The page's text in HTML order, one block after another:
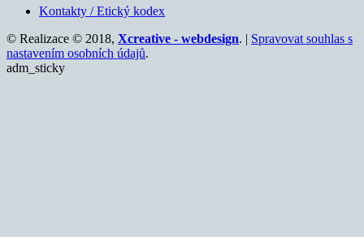
Kontakty / Etický kodex
© Realizace © 2018, Xcreative - webdesign. | Spravovat souhlas s
nastavením osobních údajů.
adm_sticky